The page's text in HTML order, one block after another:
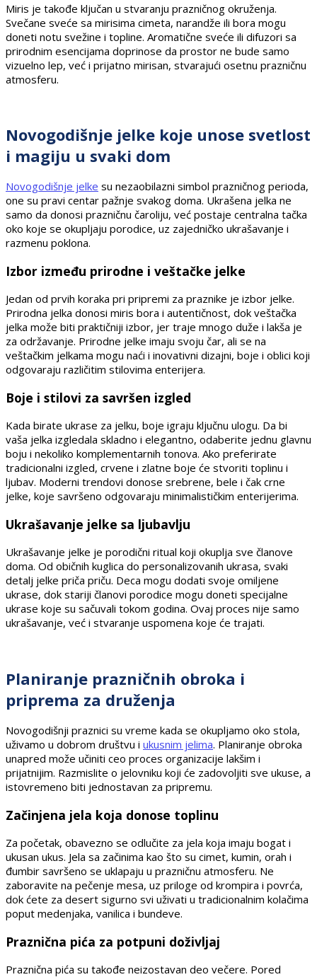
Miris je takođe ključan u stvaranju prazničnog okruženja.
Svečane sveće sa mirisima cimeta, narandže ili bora mogu
doneti notu svežine i topline. Aromatične sveće ili difuzori sa
prirodnim esencijama doprinose da prostor ne bude samo
vizuelno lep, već i prijatno mirisan, stvarajući osetnu prazničnu
atmosferu.
Novogodišnje jelke koje unose svetlost
i magiju u svaki dom
Novogodišnje jelke su nezaobilazni simbol prazničnog perioda,
one su pravi centar pažnje svakog doma. Ukrašena jelka ne
samo da donosi prazničnu čaroliju, već postaje centralna tačka
oko koje se okupljaju porodice, uz zajedničko ukrašavanje i
razmenu poklona.
Izbor između prirodne i veštačke jelke
Jedan od prvih koraka pri pripremi za praznike je izbor jelke.
Prirodna jelka donosi miris bora i autentičnost, dok veštačka
jelka može biti praktičniji izbor, jer traje mnogo duže i lakša je
za održavanje. Prirodne jelke imaju svoju čar, ali se na
veštačkim jelkama mogu naći i inovativni dizajni, boje i oblici koji
odgovaraju različitim stilovima enterijera.
Boje i stilovi za savršen izgled
Kada birate ukrase za jelku, boje igraju ključnu ulogu. Da bi
vaša jelka izgledala skladno i elegantno, odaberite jednu glavnu
boju i nekoliko komplementarnih tonova. Ako preferirate
tradicionalni izgled, crvene i zlatne boje će stvoriti toplinu i
ljubav. Moderni trendovi donose srebrene, bele i čak crne
jelke, koje savršeno odgovaraju minimalističkim enterijerima.
Ukrašavanje jelke sa ljubavlju
Ukrašavanje jelke je porodični ritual koji okuplja sve članove
doma. Od običnih kuglica do personalizovanih ukrasa, svaki
detalj jelke priča priču. Deca mogu dodati svoje omiljene
ukrase, dok stariji članovi porodice mogu doneti specijalne
ukrase koje su sačuvali tokom godina. Ovaj proces nije samo
ukrašavanje, već i stvaranje uspomena koje će trajati.
Planiranje prazničnih obroka i
priprema za druženja
Novogodišnji praznici su vreme kada se okupljamo oko stola,
uživamo u dobrom društvu i ukusnim jelima. Planiranje obroka
unapred može učiniti ceo proces organizacije lakšim i
prijatnijim. Razmislite o jelovniku koji će zadovoljiti sve ukuse, a
istovremeno biti jednostavan za pripremu.
Začinjena jela koja donose toplinu
Za početak, obavezno se odlučite za jela koja imaju bogat i
ukusan ukus. Jela sa začinima kao što su cimet, kumin, orah i
đumbir savršeno se uklapaju u prazničnu atmosferu. Ne
zaboravite na pečenje mesa, uz priloge od krompira i povrća,
dok ćete za desert sigurno svi uživati u tradicionalnim kolačima
poput medenjaka, vanilica i bundeve.
Praznična pića za potpuni doživljaj
Praznična pića su takođe neizostavan deo večere. Pored